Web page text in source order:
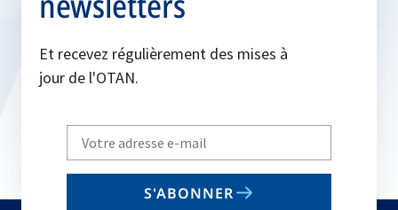
Et recevez régulièrement des mises à
jour de l'OTAN.
Write
your
email
S'ABONNER